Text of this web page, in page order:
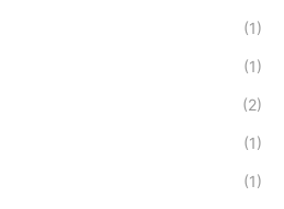
(1)
(1)
(2)
(1)
(1)